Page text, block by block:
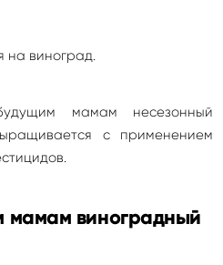
на виноград.
мамам несезонный
с применением
виноградный